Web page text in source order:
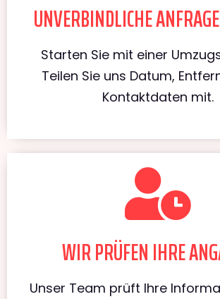
UNVERBINDLICHE
Starten Sie mit einer
Teilen Sie uns Datum,
Kontaktdaten mit.
WIR PRÜFEN IHRE
Unser Team prüft Ihre